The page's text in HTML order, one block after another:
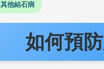
其他結石病
如何預